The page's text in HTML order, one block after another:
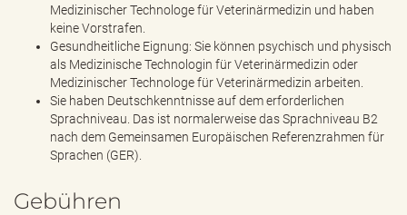
Medizinischer Technologe für Veterinärmedizin und haben
keine Vorstrafen.
Gesundheitliche Eignung: Sie können psychisch und physisch
als Medizinische Technologin für Veterinärmedizin oder
Medizinischer Technologe für Veterinärmedizin arbeiten.
Sie haben Deutschkenntnisse auf dem erforderlichen
Sprachniveau. Das ist normalerweise das Sprachniveau B2
nach dem Gemeinsamen Europäischen Referenzrahmen für
Sprachen (GER).
Gebühren